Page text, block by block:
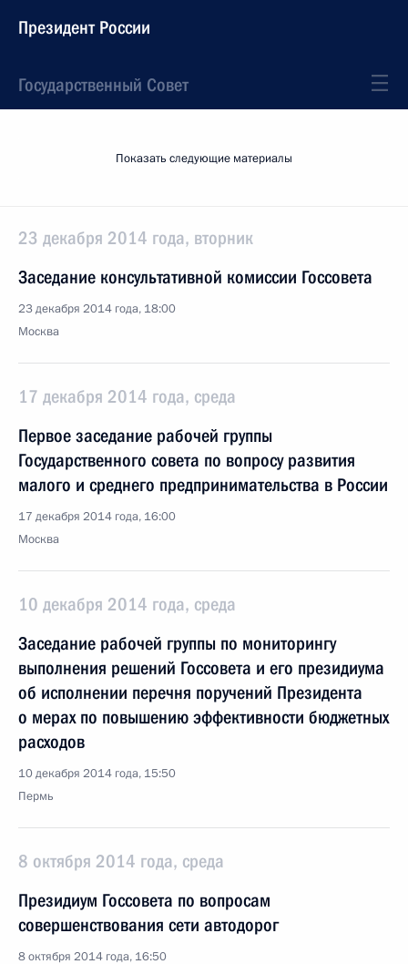
Президент России
Государственный Совет
Показать следующие материалы
23 декабря 2014 года, вторник
Заседание консультативной комиссии Госсовета
23 декабря 2014 года, 18:00
Москва
17 декабря 2014 года, среда
Первое заседание рабочей группы
Государственного совета по вопросу развития
малого и среднего предпринимательства в России
17 декабря 2014 года, 16:00
Москва
10 декабря 2014 года, среда
Заседание рабочей группы по мониторингу
выполнения решений Госсовета и его президиума
об исполнении перечня поручений Президента
о мерах по повышению эффективности бюджетных
расходов
10 декабря 2014 года, 15:50
Пермь
8 октября 2014 года, среда
Президиум Госсовета по вопросам
совершенствования сети автодорог
8 октября 2014 года, 16:50